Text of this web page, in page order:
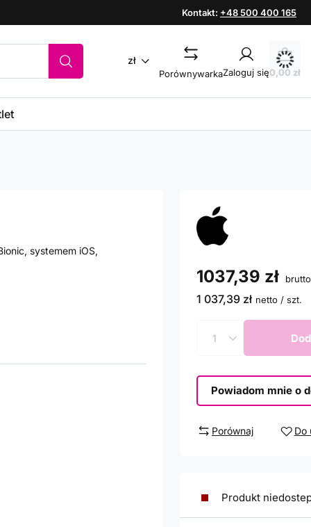
Kontakt: +48 500 400 165
zł
PorównywarkaZaloguj się0,00 zł
systemem iOS,
1037,39 zł brutto
1 037,39 zł netto / szt.
Powiadom mnie o
Porównaj Do
Produkt